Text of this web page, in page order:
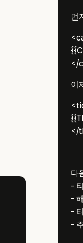
먼
</
이
</
다
–
–
–
–